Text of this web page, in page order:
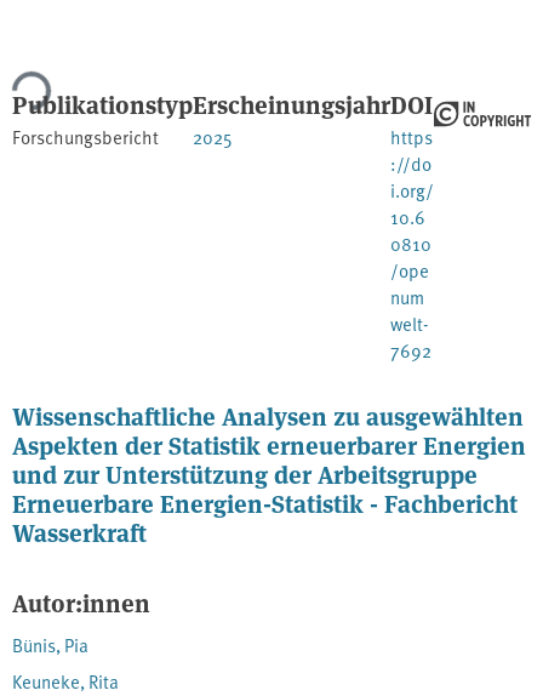
Lade...
Publikationstyp
Forschungsbericht
Erscheinungsjahr
2025
DOI
https
://do
i.org/
10.6
0810
/ope
num
welt-
7692
Wissenschaftliche Analysen zu ausgewählten
Aspekten der Statistik erneuerbarer Energien
und zur Unterstützung der Arbeitsgruppe
Erneuerbare Energien-Statistik - Fachbericht
Wasserkraft
Autor:innen
Bünis, Pia
Keuneke, Rita